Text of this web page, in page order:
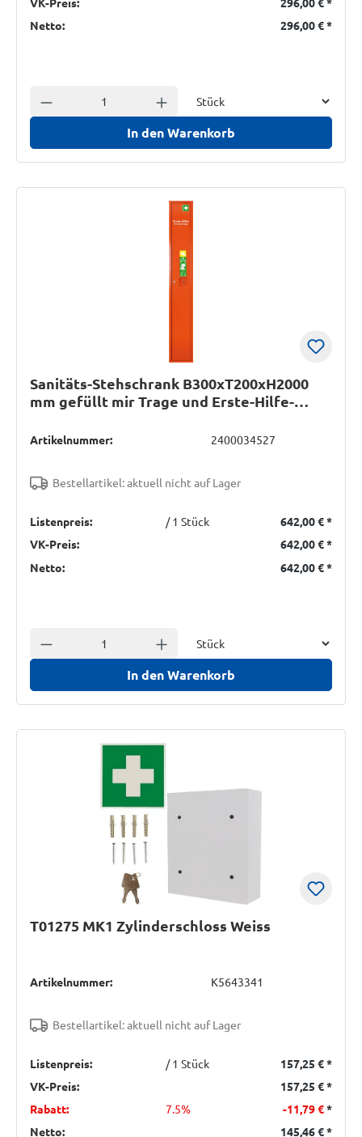
Netto:
296,00 €*
Anzahl verringern Anzahl erhöhen
In den Warenkorb
Sanitäts-Stehschrank B300xT200xH2000
mm gefüllt mir Trage und Erste-Hilfe-
Artikelnummer: 2400034527
Bestellartikel: aktuell nicht auf Lager
Listenpreis: / 1 Stück 642,00 €*
VK-Preis:
642,00 €*
Netto:
642,00 €*
Anzahl verringern Anzahl erhöhen
In den Warenkorb
T01275 MK1 Zylinderschloss Weiss
Artikelnummer: K5643341
Bestellartikel: aktuell nicht auf Lager
Listenpreis: / 1 Stück 157,25 €*
VK-Preis:
157,25 €*
Rabatt:
7.5% -11,79 €*
Netto:
145,46 €*